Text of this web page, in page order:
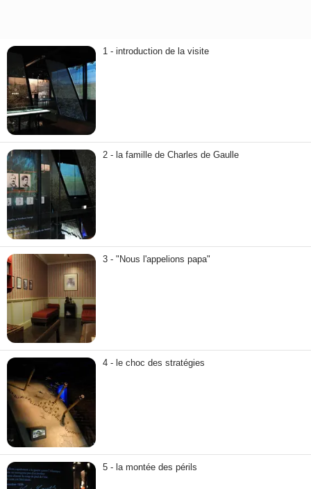
1 - introduction de la visite
2 - la famille de Charles de Gaulle
3 - "Nous l'appelions papa"
4 - le choc des stratégies
5 - la montée des périls